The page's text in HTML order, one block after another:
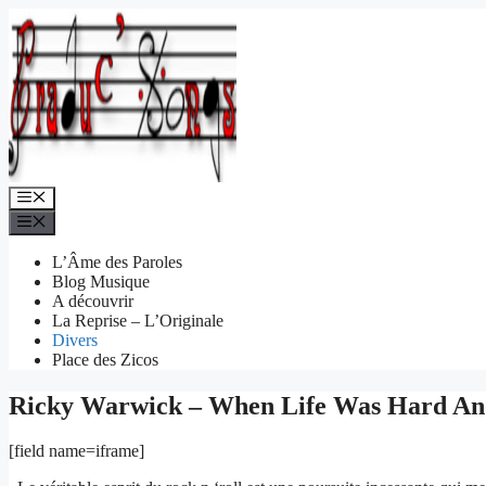
Aller
au
contenu
Menu
L’Âme des Paroles
Blog Musique
A découvrir
La Reprise – L’Originale
Divers
Place des Zicos
Ricky Warwick – When Life Was Hard
[field name=iframe]